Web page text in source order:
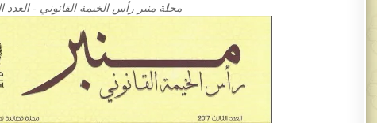
مجلة منبر رأس الخيمة القانوني - العدد